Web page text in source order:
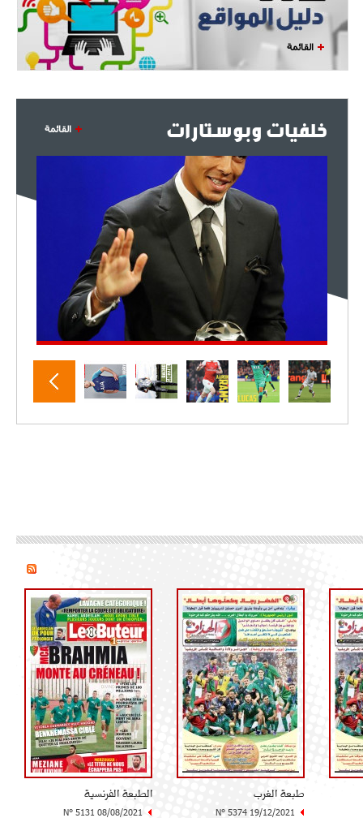
القائمة
خلفيات وبوستارات القائمة
طبعة الغرب
N° 5374 19/12/2021
الطبعة الفرنسية
N° 5131 08/08/2021